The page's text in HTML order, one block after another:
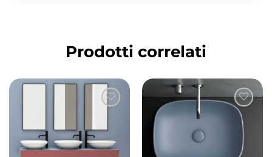
Collezione Square dal design moderno e
La collezione Square AXA Ceramica
interpreta il bagno contemporaneo
attraverso superfici pulite, geometrie
rigorose e dettagli raffinati. Una linea
progettata per offrire comfort quotidiano,
Prodotti correlati